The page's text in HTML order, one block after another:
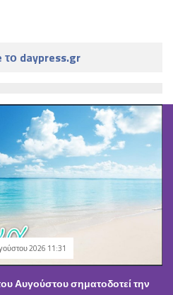
το daypress.gr
2026 11:31
Αυγούστου σηματοδοτεί την